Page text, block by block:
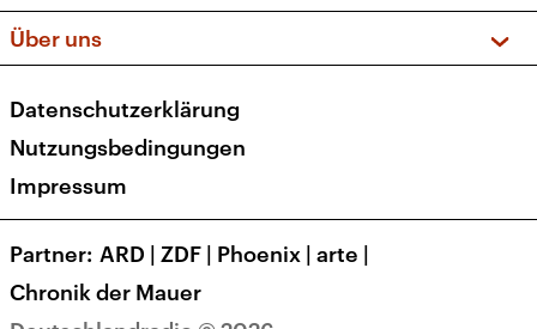
Apps
Newsletter
Veranstaltungen
Social Media
Über uns
Presse
Karriere
Transparenz
Datenschutzerklärung
Nutzungsbedingungen
Impressum
Partner ARD | ZDF | Phoenix | arte |
Chronik der Mauer